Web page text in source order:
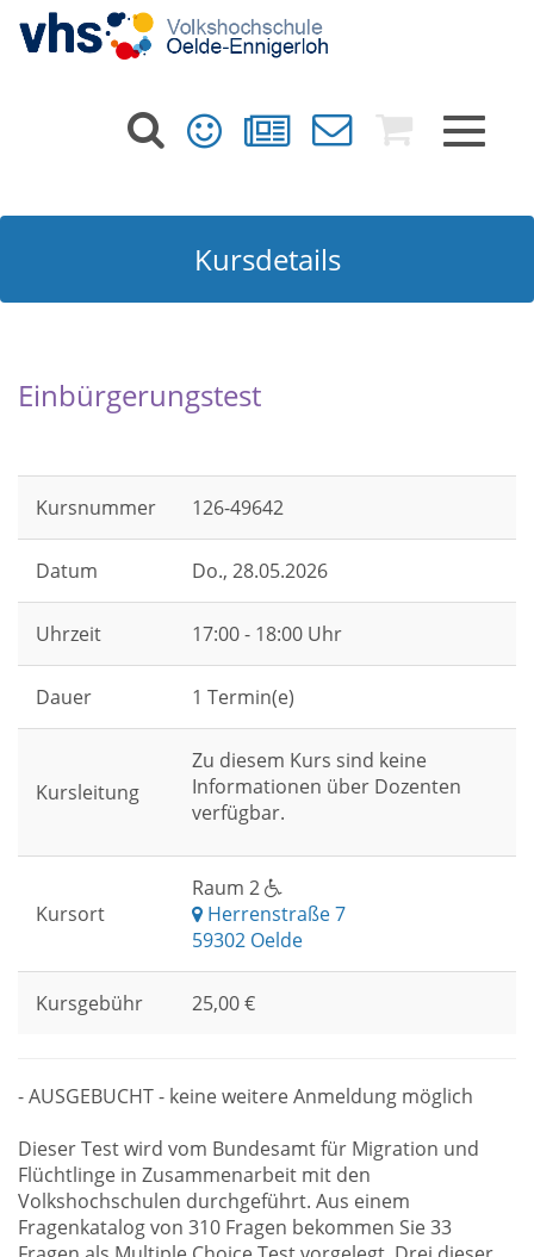
Toggle
Kursdetails
Einbürgerungstest
Kursnummer 126-49642
Datum Do., 28.05.2026
Uhrzeit 17:00 - 18:00 Uhr
Dauer 1 Termin(e)
Kursleitung
Zu diesem Kurs sind keine
Informationen über Dozenten
verfügbar.
Kursort
Raum 2
Herrenstraße 7
59302 Oelde
Kursgebühr 25,00 €
- AUSGEBUCHT - keine weitere Anmeldung möglich
Dieser Test wird vom Bundesamt für Migration und
Flüchtlinge in Zusammenarbeit mit den
Volkshochschulen durchgeführt. Aus einem
Fragenkatalog von 310 Fragen bekommen Sie 33